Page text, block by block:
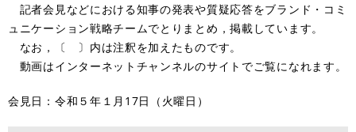
記者会見などにおける知事の発表や質疑応答をブランド・コミ
ュニケーション戦略チームでとりまとめ，掲載しています。
なお，〔 〕内は注釈を加えたものです。
動画はインターネットチャンネルのサイトでご覧になれます。
会見日：令和５年１月17日（火曜日）